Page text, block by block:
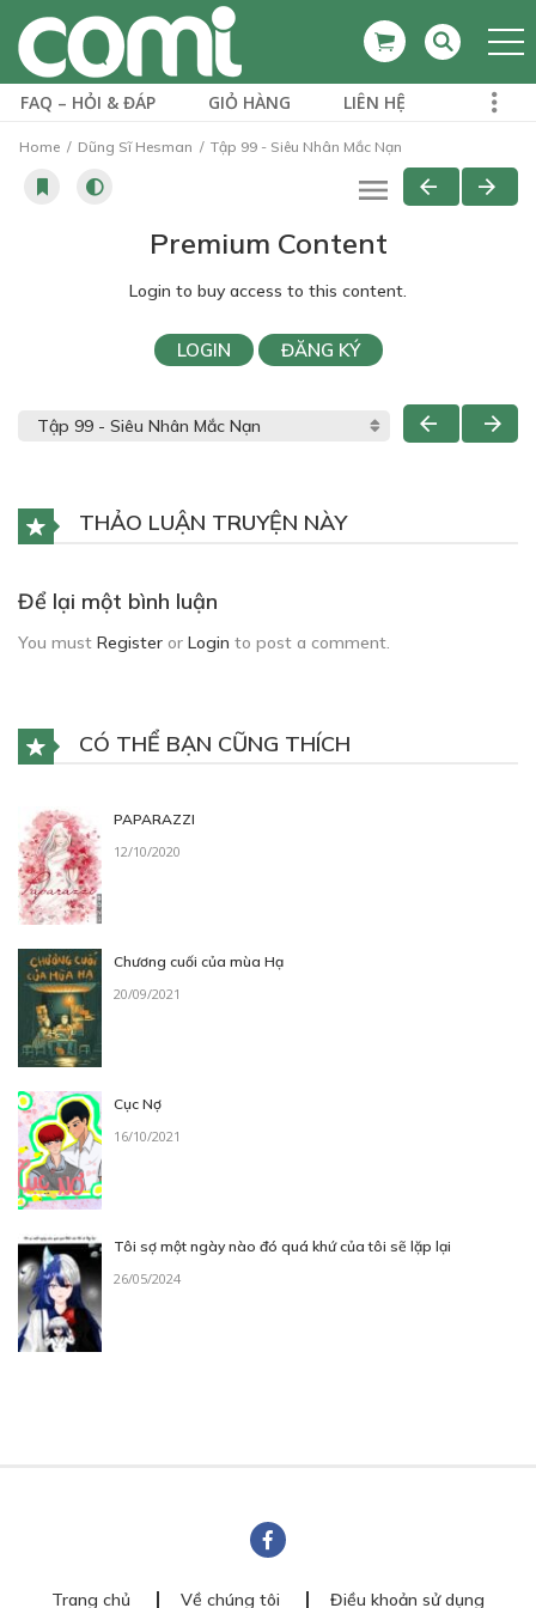
FAQ – HỎI & ĐÁP GIỎ HÀNG LIÊN HỆ
Home Dũng Sĩ Hesman Tập 99 - Siêu Nhân Mắc Nạn
Premium Content
Login to buy access to this content.
LOGIN ĐĂNG KÝ
THẢO LUẬN TRUYỆN NÀY
Để lại một bình luận
You must Register or Login to post a comment.
CÓ THỂ BẠN CŨNG THÍCH
PAPARAZZI
12/10/2020
Chương cuối của mùa Hạ
20/09/2021
Cục Nợ
16/10/2021
Tôi sợ một ngày nào đó quá khứ của tôi sẽ lặp lại
26/05/2024
Trang chủ Về chúng tôi Điều khoản sử dụng